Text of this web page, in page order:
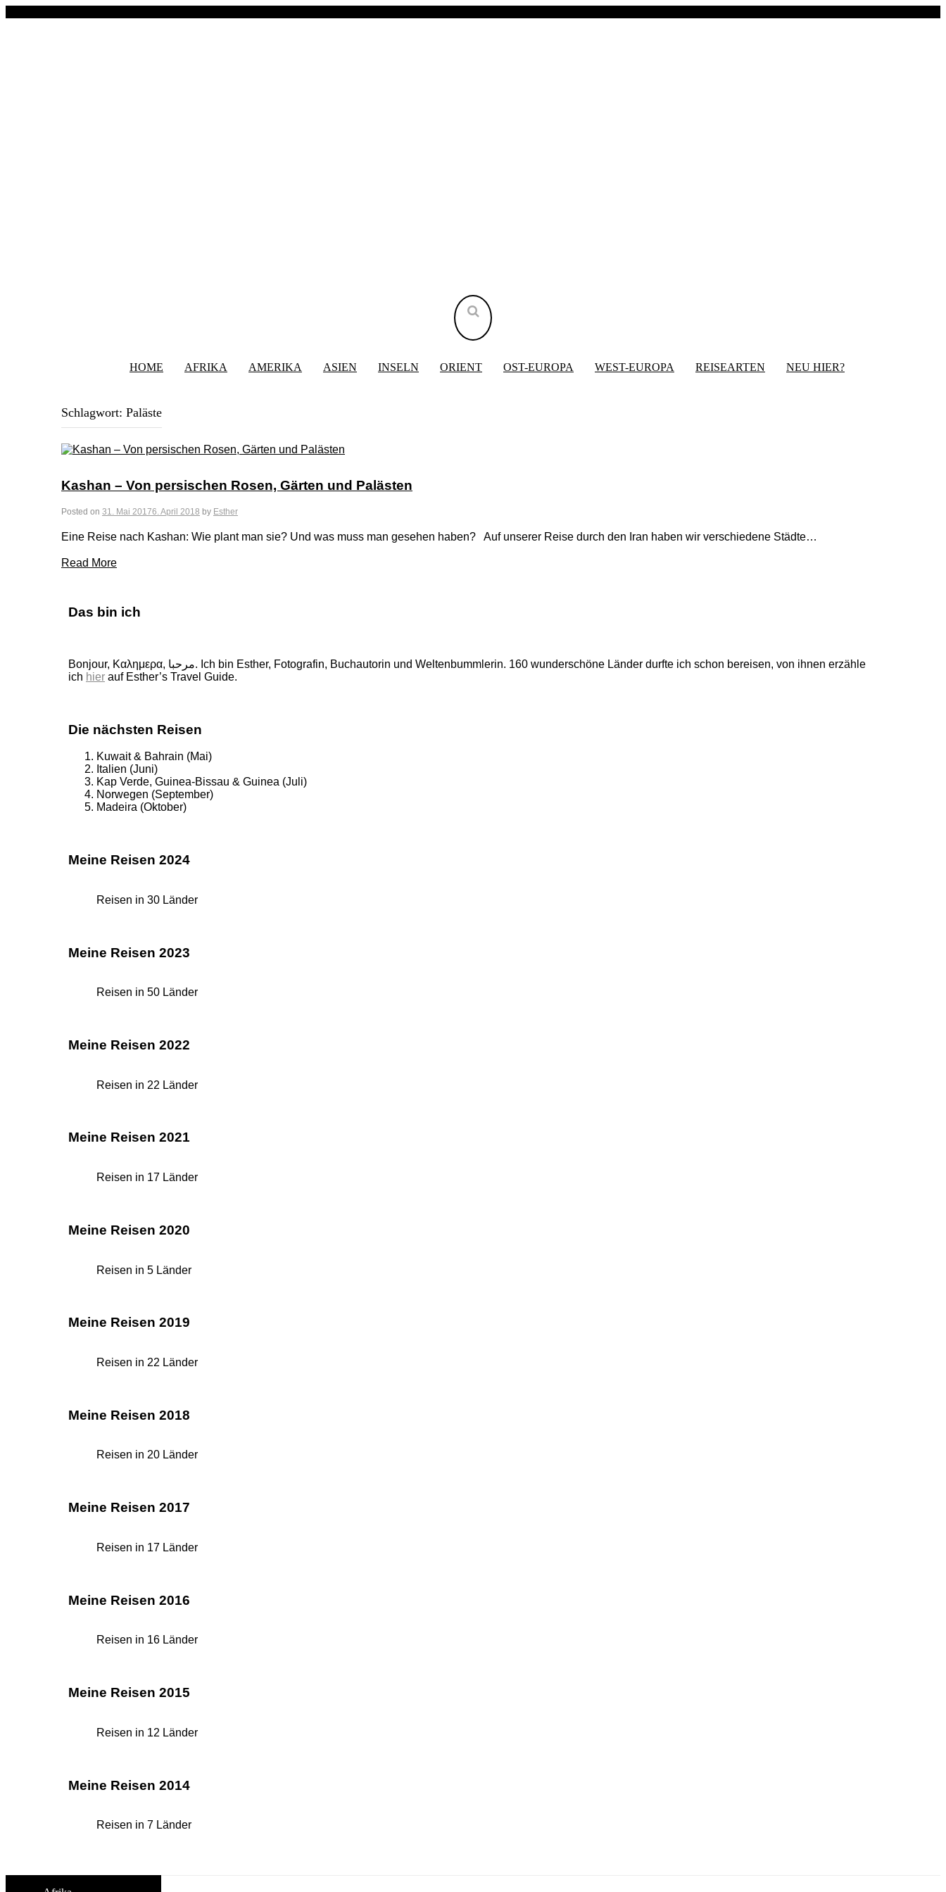
HOME AFRIKA AMERIKA ASIEN INSELN ORIENT OST-EUROPA WEST-EUROPA REISEARTEN NEU HIER?
Schlagwort: Paläste
Kashan – Von persischen Rosen, Gärten und Palästen
Posted on 31. Mai 20176. April 2018 by Esther
Eine Reise nach Kashan: Wie plant man sie? Und was muss man gesehen haben? Auf unserer Reise durch den Iran haben wir verschiedene Städte…
Read More
Das bin ich
Bonjour, Καλημερα, مرحبا. Ich bin Esther, Fotografin, Buchautorin und Weltenbummlerin. 160 wunderschöne Länder durfte ich schon bereisen, von ihnen erzähle
ich hier auf Esther’s Travel Guide.
Die nächsten Reisen
Kuwait & Bahrain (Mai)
Italien (Juni)
Kap Verde, Guinea-Bissau & Guinea (Juli)
Norwegen (September)
Madeira (Oktober)
Meine Reisen 2024
Reisen in 30 Länder
Meine Reisen 2023
Reisen in 50 Länder
Meine Reisen 2022
Reisen in 22 Länder
Meine Reisen 2021
Reisen in 17 Länder
Meine Reisen 2020
Reisen in 5 Länder
Meine Reisen 2019
Reisen in 22 Länder
Meine Reisen 2018
Reisen in 20 Länder
Meine Reisen 2017
Reisen in 17 Länder
Meine Reisen 2016
Reisen in 16 Länder
Meine Reisen 2015
Reisen in 12 Länder
Meine Reisen 2014
Reisen in 7 Länder